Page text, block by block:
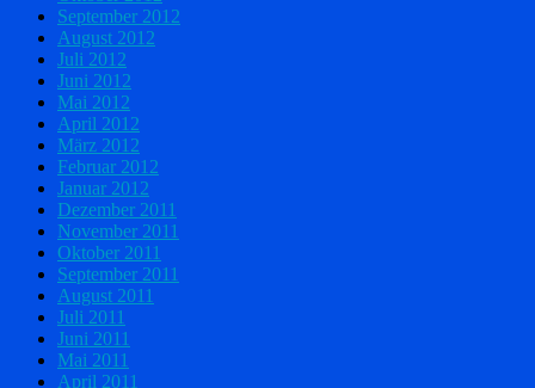
September 2012
August 2012
Juli 2012
Juni 2012
Mai 2012
April 2012
März 2012
Februar 2012
Januar 2012
Dezember 2011
November 2011
Oktober 2011
September 2011
August 2011
Juli 2011
Juni 2011
Mai 2011
April 2011